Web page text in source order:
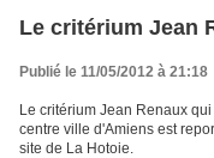
Le critérium Jean
Publié le 11/05/2012 à 21:18
Le critérium Jean Renaux
centre ville d'Amiens est
site de La Hotoie.